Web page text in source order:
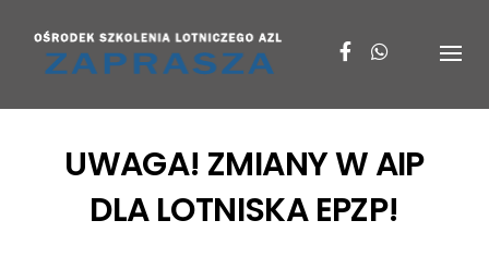
content
UWAGA! ZMIANY W AIP
DLA LOTNISKA EPZP!